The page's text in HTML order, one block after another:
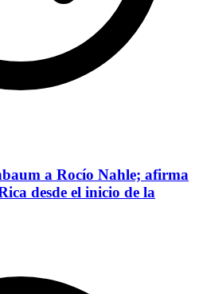
a Rocío Nahle; afirma
desde el inicio de la